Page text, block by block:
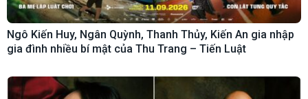
Ngô Kiến Huy, Ngân Quỳnh, Thanh Thủy, Kiến An gia nhập
gia đình nhiều bí mật của Thu Trang – Tiến Luật